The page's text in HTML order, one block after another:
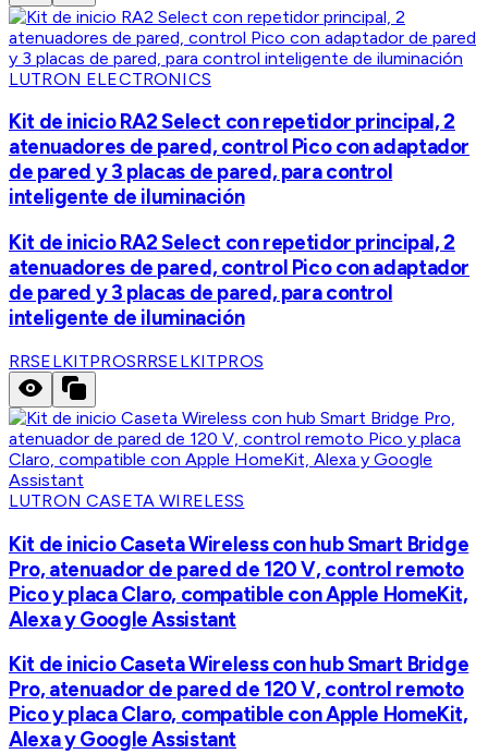
LUTRON ELECTRONICS
Kit de inicio RA2 Select con repetidor principal, 2
atenuadores de pared, control Pico con adaptador
de pared y 3 placas de pared, para control
inteligente de iluminación
Kit de inicio RA2 Select con repetidor principal, 2
atenuadores de pared, control Pico con adaptador
de pared y 3 placas de pared, para control
inteligente de iluminación
RRSELKITPROSRRSELKITPROS
LUTRON CASETA WIRELESS
Kit de inicio Caseta Wireless con hub Smart Bridge
Pro, atenuador de pared de 120 V, control remoto
Pico y placa Claro, compatible con Apple HomeKit,
Alexa y Google Assistant
Kit de inicio Caseta Wireless con hub Smart Bridge
Pro, atenuador de pared de 120 V, control remoto
Pico y placa Claro, compatible con Apple HomeKit,
Alexa y Google Assistant